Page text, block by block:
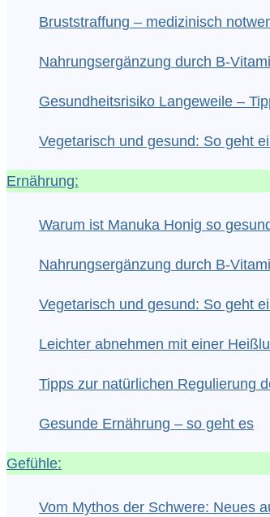
Bruststraffung – medizinisch
Nahrungsergänzung durch B-
Gesundheitsrisiko Langeweile –
Vegetarisch und gesund: So geht
Ernährung:
Warum ist Manuka Honig so
Nahrungsergänzung durch B-
Vegetarisch und gesund: So geht
Leichter abnehmen mit einer
Tipps zur natürlichen Regulierung
Gesunde Ernährung – so geht es
Gefühle:
Vom Mythos der Schwere: Neues